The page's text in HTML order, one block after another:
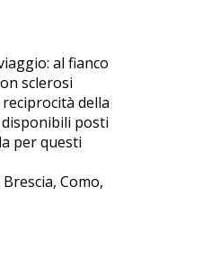
al fianco
sclerosi
della
posti
per questi
Como,